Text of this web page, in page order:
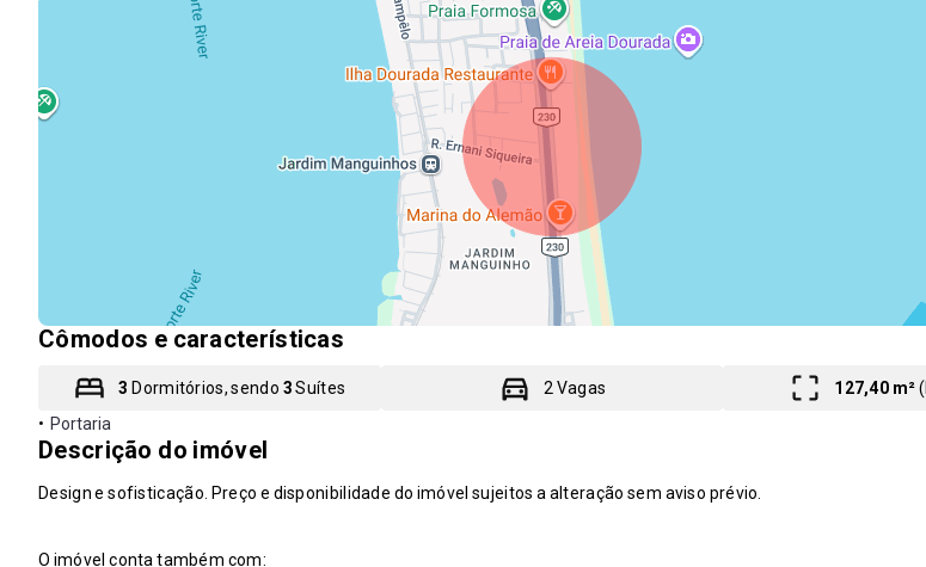
Cômodos e características
3 Dormitórios, sendo 3Suítes 2 Vagas 127,40 m²(
• Portaria
Descrição do imóvel
Design e sofisticação. Preço e disponibilidade do imóvel sujeitos a alteração sem aviso prévio.
O imóvel conta também com: